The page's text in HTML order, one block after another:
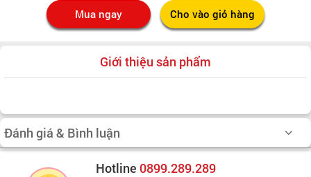
Giới thiệu sản phẩm
Đánh giá & Bình luận
Hotline 0899.289.289